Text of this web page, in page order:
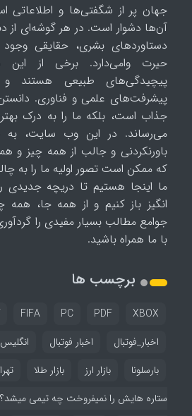
جهان پر از شگفتی‌ها و اطلاعاتی
آن‌ها دشوار است. در هر گوشه‌ای از
دستاوردهای بشری، حقایقی وجود
حیرت وامی‌دارد. برخی از این
پیچیدگی‌های طبیعی هستند و
پیشرفت‌های علمی و فناوری.
جذاب است، بلکه ما را به درک
می‌رساند. در این وب سایت، به
باورنکردنی و جالب از همه چیز و
که ممکن است تصور اولیه ما را به
ما اینجا هستیم تا دریچه جدیدی
انگیز باز کنیم و از همه جا، همه
جوامع مطالب بسیار مفیدی را
با ما همراه باشید.
برچسب ها
FIFA PC PDF XBOX
اخبار_فوتبال
اخبار فوتبال انگلیس
بارسلونا
بازار ارز بازار طلا
ستاره هایش را نمیفروخت چه تیمی میشد؟